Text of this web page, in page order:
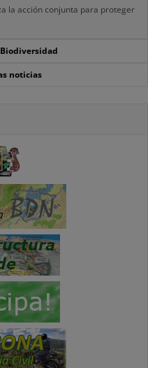
la acción conjunta para proteger
noticias